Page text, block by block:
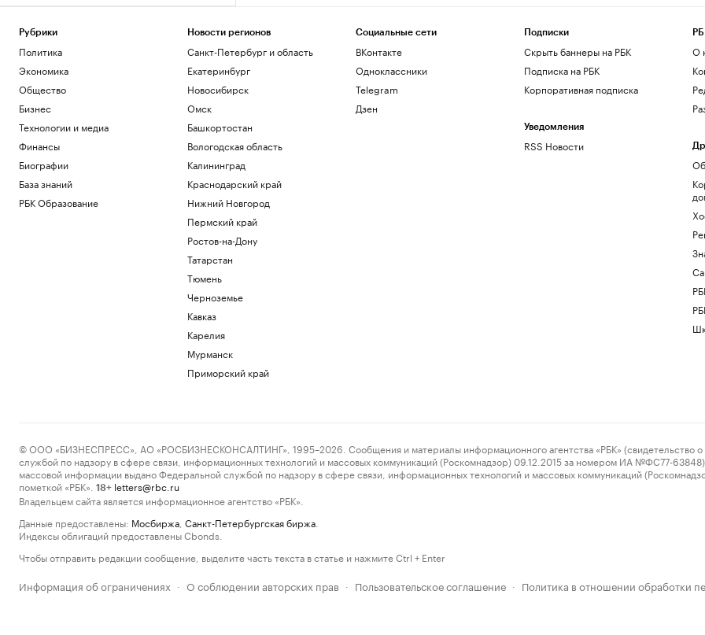
Рубрики
Политика
Экономика
Общество
Бизнес
Технологии и медиа
Финансы
Биографии
База знаний
РБК Образование
Новости регионов
Санкт-Петербург и область
Екатеринбург
Новосибирск
Омск
Башкортостан
Вологодская область
Калининград
Краснодарский край
Нижний Новгород
Пермский край
Ростов-на-Дону
Татарстан
Тюмень
Черноземье
Кавказ
Карелия
Мурманск
Приморский край
Социальные сети
ВКонтакте
Одноклассники
Telegram
Дзен
Подписки
Скрыть баннеры на РБК
Подписка на РБК
Корпоративная подписка
Уведомления
RSS Новости
О
© ООО «БИЗНЕСПРЕСС», АО «РОСБИЗНЕСКОНСАЛТИНГ», 1995–2026. Сообщения и материалы информационного агентства «РБК» (свидетельство о
службой по надзору в сфере связи, информационных технологий и массовых коммуникаций (Роскомнадзор) 09.12.2015 за номером ИА №ФС77-63848)
массовой информации выдано Федеральной службой по надзору в сфере связи, информационных технологий и массовых коммуникаций
пометкой «РБК».
18+ letters@rbc.ru
Владельцем сайта является информационное агентство «РБК».
Данные предоставлены: Мосбиржа Санкт-Петербургская биржа
Индексы облигаций предоставлены Cbonds.
Чтобы отправить редакции сообщение, выделите часть текста в статье и нажмите Ctrl + Enter
Информация об ограничениях · О соблюдении авторских прав · Пользовательское соглашение · Политика в отношении обработки